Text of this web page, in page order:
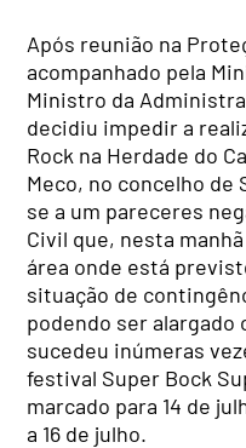
Após reunião na
acompanhado pela
Ministro da
decidiu impedir a
Rock na Herdade do
Meco, no concelho de
se a um pareceres
Civil que, nesta
área onde está
situação de
podendo ser alargado
sucedeu inúmeras
festival Super Bock
marcado para 14 de
a 16 de julho.